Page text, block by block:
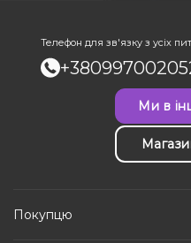
Телефон для зв'язку з усіх
Ми в
Покупцю